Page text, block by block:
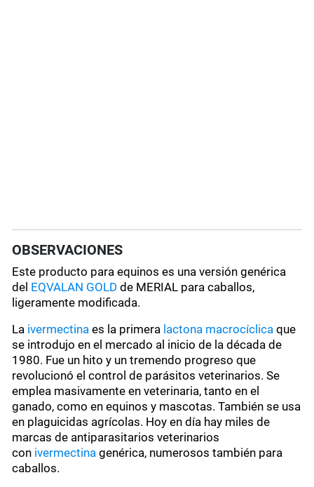
OBSERVACIONES
Este producto para equinos es una versión genérica
del EQVALAN GOLD de MERIAL para caballos,
ligeramente modificada.
La ivermectina es la primera lactona macrocíclica que
se introdujo en el mercado al inicio de la década de
1980. Fue un hito y un tremendo progreso que
revolucionó el control de parásitos veterinarios. Se
emplea masivamente en veterinaria, tanto en el
ganado, como en equinos y mascotas. También se usa
en plaguicidas agrícolas. Hoy en día hay miles de
marcas de antiparasitarios veterinarios
con ivermectina genérica, numerosos también para
caballos.